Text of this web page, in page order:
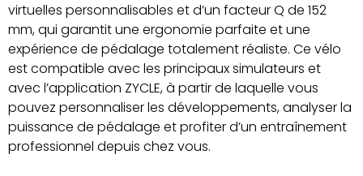
virtuelles personnalisables et d’un facteur Q de 152
mm, qui garantit une ergonomie parfaite et une
expérience de pédalage totalement réaliste. Ce vélo
est compatible avec les principaux simulateurs et
avec l’application ZYCLE, à partir de laquelle vous
pouvez personnaliser les développements, analyser la
puissance de pédalage et profiter d’un entraînement
professionnel depuis chez vous.